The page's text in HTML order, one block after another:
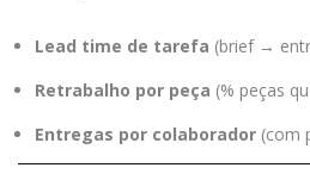
Lead time de tarefa (brief →
Retrabalho por peça (% peças
Entregas por colaborador (com